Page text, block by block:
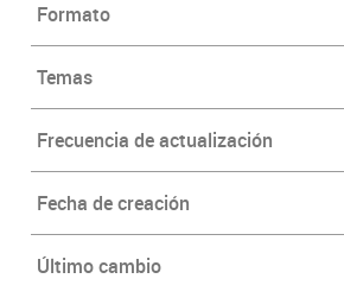
Formato
Temas
Frecuencia de actualización
Fecha de creación
Último cambio